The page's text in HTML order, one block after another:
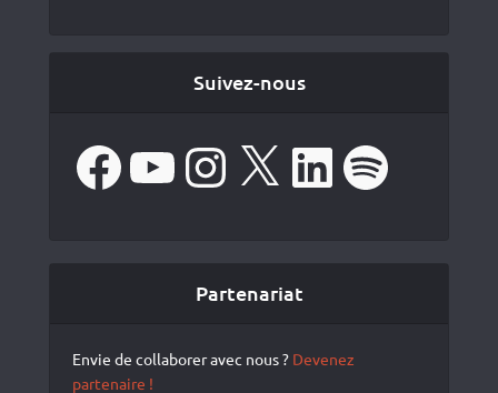
Suivez-nous
Facebook Instagram LinkedIn Spotify
Partenariat
Envie de collaborer avec nous ? Devenez
partenaire !